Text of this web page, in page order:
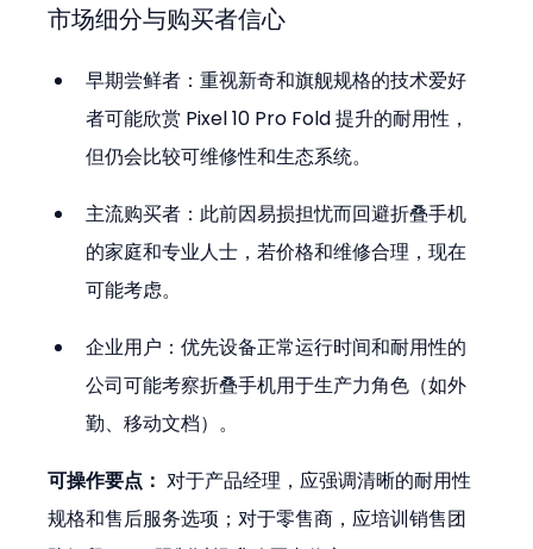
市场细分与购买者信心
早期尝鲜者：重视新奇和旗舰规格的技术爱好
者可能欣赏 Pixel 10 Pro Fold 提升的耐用性，
但仍会比较可维修性和生态系统。
主流购买者：此前因易损担忧而回避折叠手机
的家庭和专业人士，若价格和维修合理，现在
可能考虑。
企业用户：优先设备正常运行时间和耐用性的
公司可能考察折叠手机用于生产力角色（如外
勤、移动文档）。
可操作要点： 对于产品经理，应强调清晰的耐用性
规格和售后服务选项；对于零售商，应培训销售团